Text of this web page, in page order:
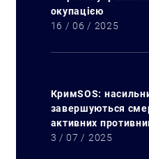
окупацією
16 / 06 / 2025
КримSOS:
завершуються
активних
3 / 07 / 2025